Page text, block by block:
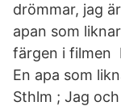
drömmar, jag
apan som
färgen i filmen
En apa som
Sthlm ; Jag